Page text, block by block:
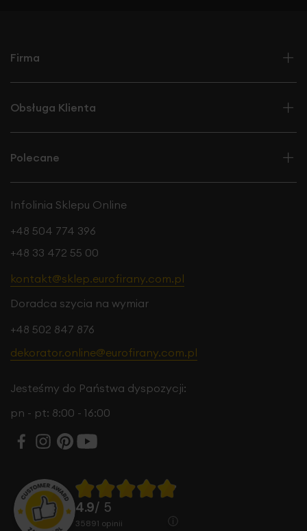
Firma
Obsługa Klienta
Polecane
Infolinia Sklepu Online
+48 504 774 396
+48 33 472 55 00
kontakt@sklep.eurofirany.com.pl
Doradca szycia na wymiar
+48 502 847 876
dekorator.online@eurofirany.com.pl
Jesteśmy do Państwa dyspozycji:
pn - pt: 8:00 - 16:00
4.9/ 5
35891 opinii